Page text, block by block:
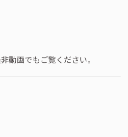
動画でもご覧ください。